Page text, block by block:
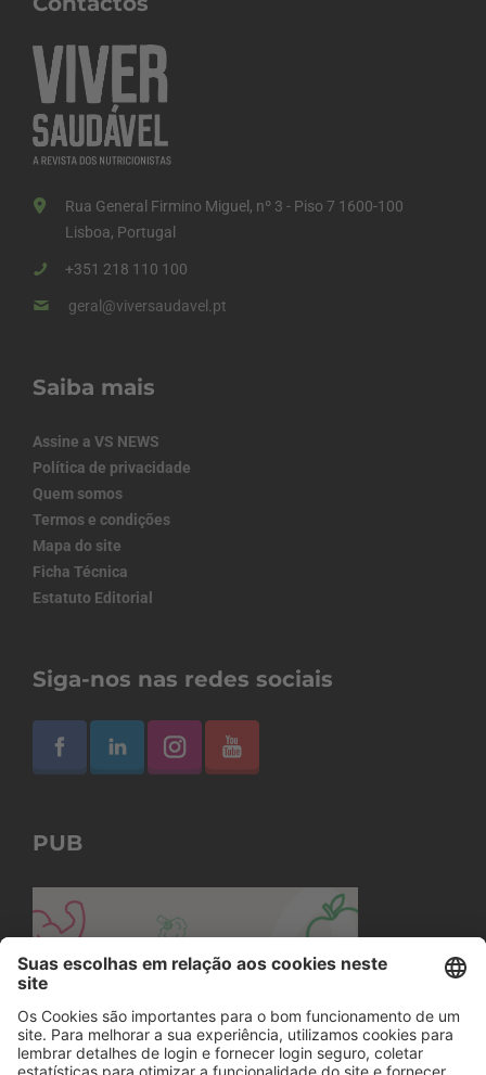
Rua General Firmino Miguel, nº 3 - Piso 7 1600-100
Lisboa, Portugal
+351 218 110 100
geral@viversaudavel.pt
Saiba mais
Assine a VS NEWS
Política de privacidade
Quem somos
Termos e condições
Mapa do site
Ficha Técnica
Estatuto Editorial
Siga-nos nas redes sociais
PUB